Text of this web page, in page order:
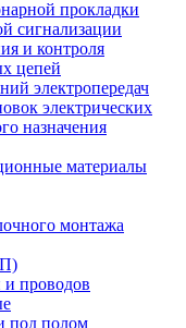
прокладки
сигнализации
и контроля
цепей
электропередач
электрических
назначения
материалы
монтажа
и проводов
под полом